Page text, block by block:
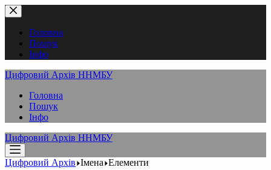
Перейти
до
вмістуГоловна
Пошук
Інфо
Цифровий Архів ННМБУ
Головна
Пошук
Інфо
Цифровий Архів ННМБУ
Цифровий Архів Імена Елементи